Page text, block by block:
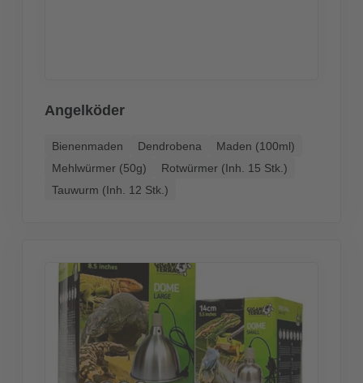
Angelköder
Bienenmaden Dendrobena
Maden (100ml)
Mehlwürmer (50g)
Rotwürmer (Inh. 15 Stk.)
Tauwurm (Inh. 12 Stk.)